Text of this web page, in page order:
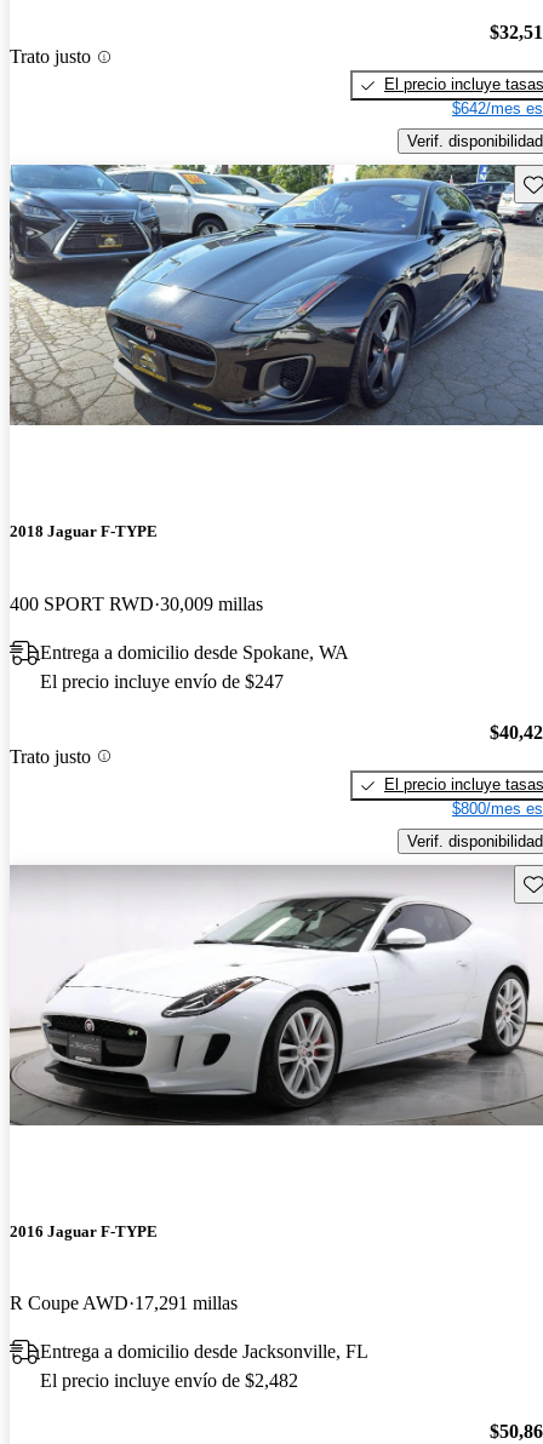
Trato justo
El precio incluye tasas
$642/mes
Verif. disponibilidad
2018 Jaguar F-TYPE
400 SPORT RWD 30,009 millas
Entrega a domicilio desde Spokane, WA
El precio incluye envío de $247
Trato justo
El precio incluye tasas
$800/mes
Verif. disponibilidad
2016 Jaguar F-TYPE
R Coupe AWD 17,291 millas
Entrega a domicilio desde Jacksonville, FL
El precio incluye envío de $2,482